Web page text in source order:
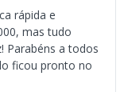
rápida e
mas tudo
Parabéns a todos
ficou pronto no